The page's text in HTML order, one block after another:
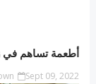
أطعمة تساهم في
Sept 09, 2022